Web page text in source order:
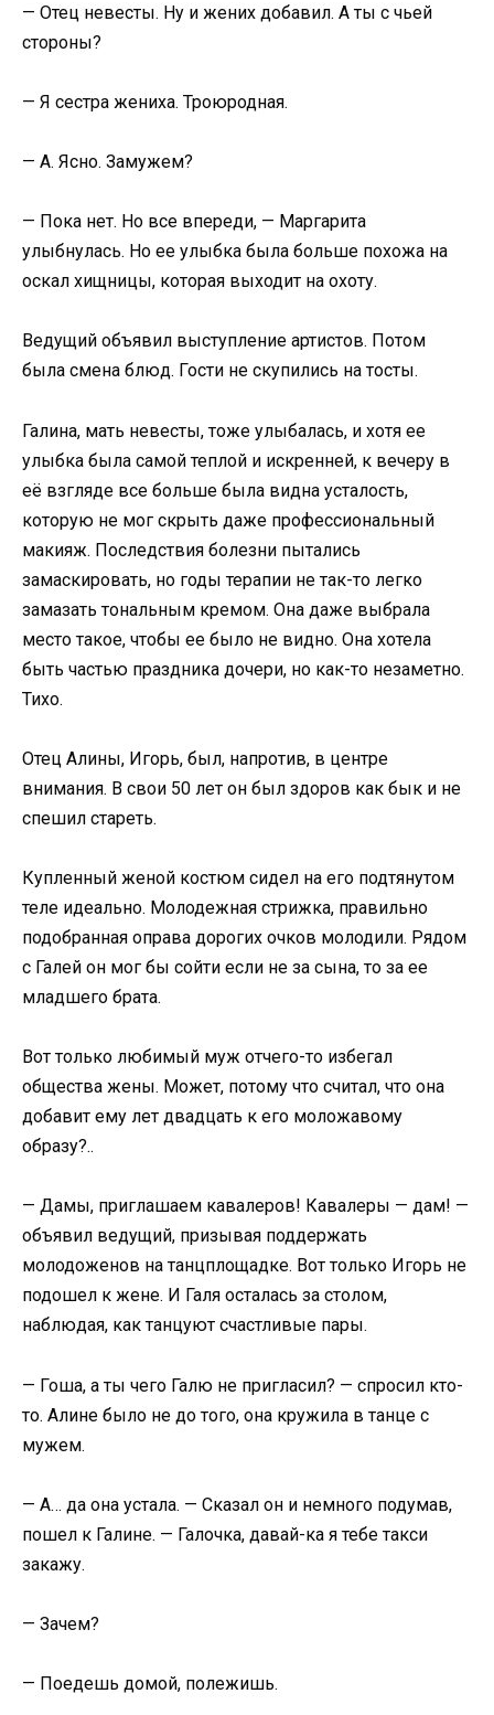
— Отец невесты. Ну и жених добавил. А ты с чьей
стороны?
— Я сестра жениха. Троюродная.
— А. Ясно. Замужем?
— Пока нет. Но все впереди, — Маргарита
улыбнулась. Но ее улыбка была больше похожа на
оскал хищницы, которая выходит на охоту.
Ведущий объявил выступление артистов. Потом
была смена блюд. Гости не скупились на тосты.
Галина, мать невесты, тоже улыбалась, и хотя ее
улыбка была самой теплой и искренней, к вечеру в
её взгляде все больше была видна усталость,
которую не мог скрыть даже профессиональный
макияж. Последствия болезни пытались
замаскировать, но годы терапии не так-то легко
замазать тональным кремом. Она даже выбрала
место такое, чтобы ее было не видно. Она хотела
быть частью праздника дочери, но как-то незаметно.
Тихо.
Отец Алины, Игорь, был, напротив, в центре
внимания. В свои 50 лет он был здоров как бык и не
спешил стареть.
Купленный женой костюм сидел на его подтянутом
теле идеально. Молодежная стрижка, правильно
подобранная оправа дорогих очков молодили. Рядом
с Галей он мог бы сойти если не за сына, то за ее
младшего брата.
Вот только любимый муж отчего-то избегал
общества жены. Может, потому что считал, что она
добавит ему лет двадцать к его моложавому
образу?..
— Дамы, приглашаем кавалеров! Кавалеры — дам! —
объявил ведущий, призывая поддержать
молодоженов на танцплощадке. Вот только Игорь не
подошел к жене. И Галя осталась за столом,
наблюдая, как танцуют счастливые пары.
— Гоша, а ты чего Галю не пригласил? — спросил кто-
то. Алине было не до того, она кружила в танце с
мужем.
— А… да она устала. — Сказал он и немного подумав,
пошел к Галине. — Галочка, давай-ка я тебе такси
закажу.
— Зачем?
— Поедешь домой, полежишь.